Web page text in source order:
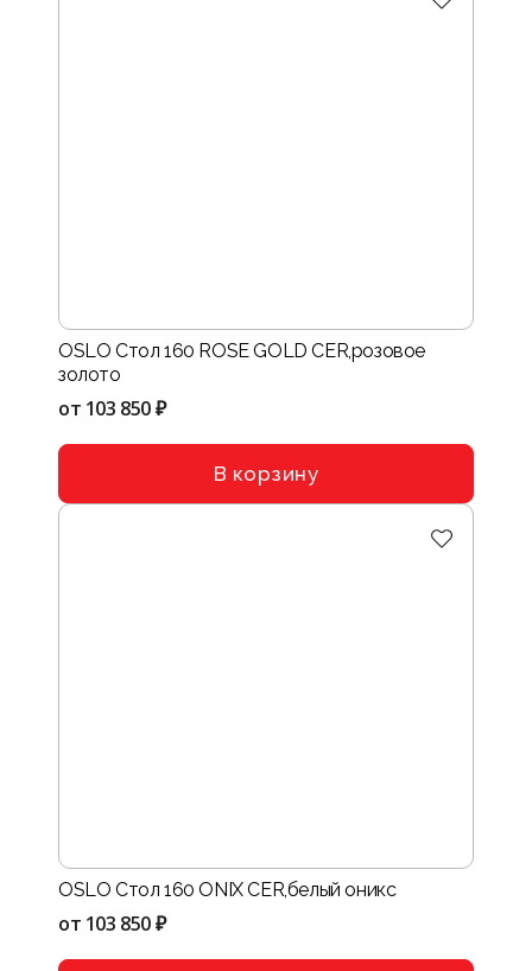
OSLO Стол 160 ROSE GOLD CER,розовое
золото
от 103 850 ₽
В корзину
OSLO Стол 160 ONIX CER,белый оникс
от 103 850 ₽